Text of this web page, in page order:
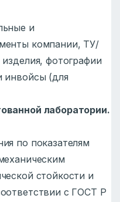
и
компании, ТУ/
фотографии
инвойсы (для
лаборатории.
по показателям
стойкости и
с ГОСТ Р